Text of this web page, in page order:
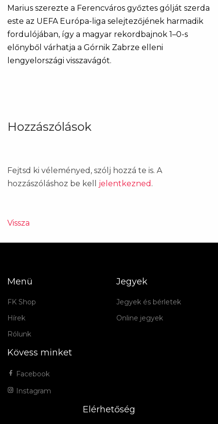
Marius szerezte a Ferencváros győztes gólját szerda
este az UEFA Európa-liga selejtezőjének harmadik
fordulójában, így a magyar rekordbajnok 1–0-s
előnyből várhatja a Górnik Zabrze elleni
lengyelországi visszavágót.
Hozzászólások
Fejtsd ki véleményed, szólj hozzá te is. A
hozzászóláshoz be kell jelentkezned .
Vissza
Menü
FK Shop
Hírek
Rólunk
Jegyek
Jegyek és bérletek
Online jegyek
Kövess minket
Facebook
Instagram
Elérhetőség